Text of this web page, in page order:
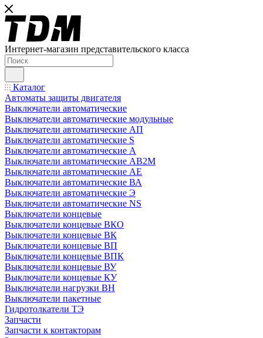
Интернет-магазин представительского класса
Каталог
Автоматы защиты двигателя
Выключатели автоматические
Выключатели автоматические модульные
Выключатели автоматические АП
Выключатели автоматические S
Выключатели автоматические А
Выключатели автоматические АВ2М
Выключатели автоматические АЕ
Выключатели автоматические ВА
Выключатели автоматические Э
Выключатели автоматические NS
Выключатели концевые
Выключатели концевые ВКО
Выключатели концевые ВК
Выключатели концевые ВП
Выключатели концевые ВПК
Выключатели концевые ВУ
Выключатели концевые КУ
Выключатели нагрузки ВН
Выключатели пакетные
Гидротолкатели ТЭ
Запчасти
Запчасти к контакторам